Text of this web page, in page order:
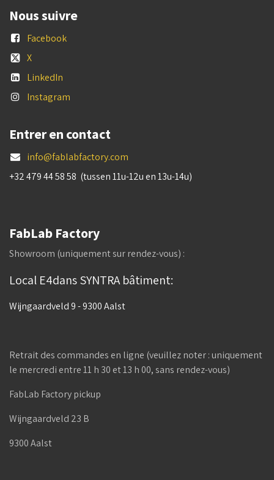
Nous suivre
Facebook
X
LinkedIn
Instagram
Entrer en contact
info@fablabfactory.com
+32 479 44 58 58 (tussen 11u-12u en 13u-14u)
FabLab Factory
Showroom (uniquement sur rendez-vous) :
Local E4dans SYNTRA bâtiment:
Wijngaardveld 9 - 9300 Aalst
Retrait des commandes en ligne (veuillez noter : uniquement
le mercredi entre 11 h 30 et 13 h 00, sans rendez-vous)
FabLab Factory pickup
Wijngaardveld 23 B
9300 Aalst